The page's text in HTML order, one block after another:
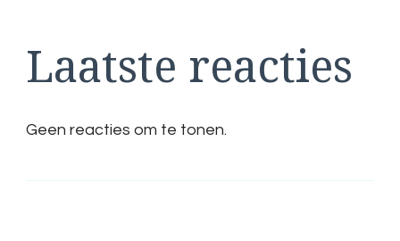
Laatste reacties
Geen reacties om te tonen.